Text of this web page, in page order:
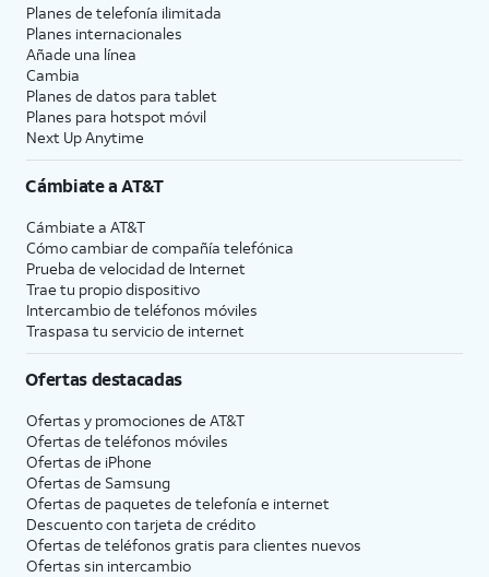
Planes de telefonía ilimitada
Planes internacionales
Añade una línea
Cambia
Planes de datos para tablet
Planes para hotspot móvil
Next Up Anytime
Cámbiate aAT&T
Cámbiate a AT&T
Cómo cambiar de compañía telefónica
Prueba de velocidad de Internet
Trae tu propio dispositivo
Intercambio de teléfonos móviles
Traspasa tu servicio de internet
Ofertas destacadas
Ofertas y promociones de AT&T
Ofertas de teléfonos móviles
Ofertas de iPhone
Ofertas de Samsung
Ofertas de paquetes de telefonía e internet
Descuento con tarjeta de crédito
Ofertas de teléfonos gratis para clientes nuevos
Ofertas sin intercambio